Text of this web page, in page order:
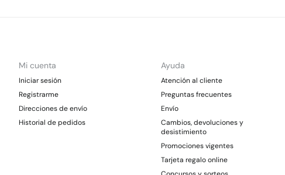
Mi cuenta
Iniciar sesión
Registrarme
Direcciones de envío
Historial de pedidos
Ayuda
Atención al cliente
Preguntas frecuentes
Envío
Cambios, devoluciones y
desistimiento
Promociones vigentes
Tarjeta regalo online